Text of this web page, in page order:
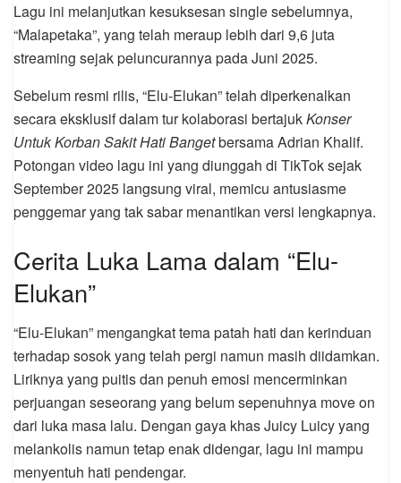
Lagu ini melanjutkan kesuksesan single sebelumnya,
“Malapetaka”, yang telah meraup lebih dari 9,6 juta
streaming sejak peluncurannya pada Juni 2025.
Sebelum resmi rilis, “Elu-Elukan” telah diperkenalkan
secara eksklusif dalam tur kolaborasi bertajukKonser
Untuk Korban Sakit Hati Bangetbersama Adrian Khalif.
Potongan video lagu ini yang diunggah di TikTok sejak
September 2025 langsung viral, memicu antusiasme
penggemar yang tak sabar menantikan versi lengkapnya.
Cerita Luka Lama dalam “Elu-
Elukan”
“Elu-Elukan” mengangkat tema patah hati dan kerinduan
terhadap sosok yang telah pergi namun masih diidamkan.
Liriknya yang puitis dan penuh emosi mencerminkan
perjuangan seseorang yang belum sepenuhnya move on
dari luka masa lalu. Dengan gaya khas Juicy Luicy yang
melankolis namun tetap enak didengar, lagu ini mampu
menyentuh hati pendengar.